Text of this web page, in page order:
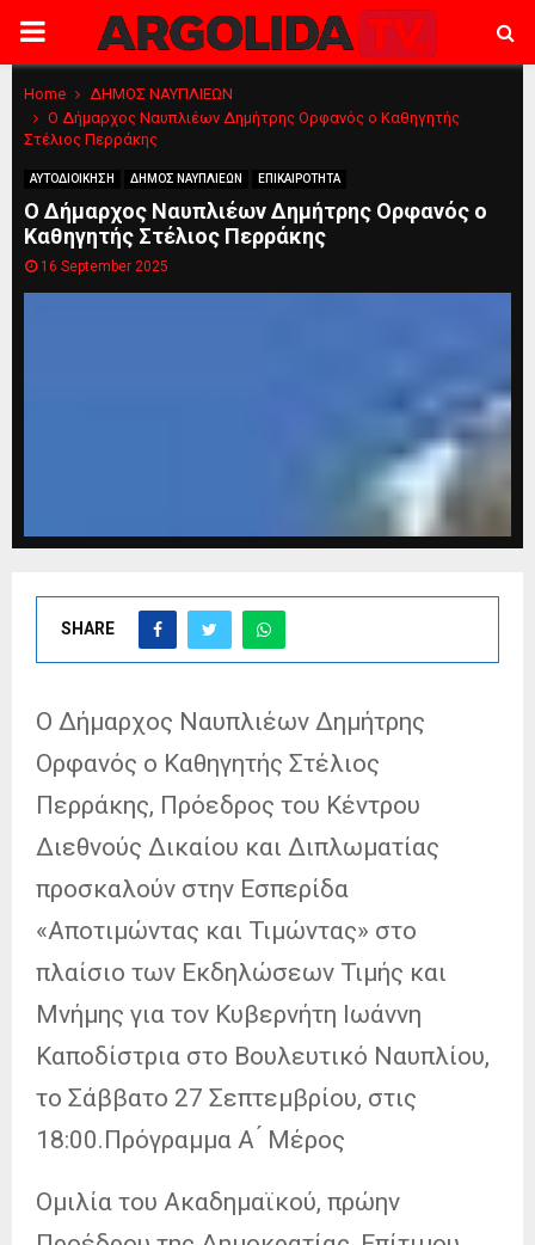
PRIMARY
MENU
Home
ΔΗΜΟΣ ΝΑΥΠΛΙΕΩΝ
Ο Δήμαρχος Ναυπλιέων Δημήτρης Ορφανός ο Καθηγητής
Στέλιος Περράκης
ΑΥΤΟΔΙΟΙΚΗΣΗ ΔΗΜΟΣ ΝΑΥΠΛΙΕΩΝ ΕΠΙΚΑΙΡΟΤΗΤΑ
Ο Δήμαρχος Ναυπλιέων Δημήτρης Ορφανός ο
Καθηγητής Στέλιος Περράκης
16 September 2025
SHARE
Ο Δήμαρχος Ναυπλιέων Δημήτρης
Ορφανός ο Καθηγητής Στέλιος
Περράκης, Πρόεδρος του Κέντρου
Διεθνούς Δικαίου και Διπλωματίας
προσκαλούν στην Εσπερίδα
«Αποτιμώντας και Τιμώντας» στο
πλαίσιο των Εκδηλώσεων Τιμής και
Μνήμης για τον Κυβερνήτη Ιωάννη
Καποδίστρια στο Βουλευτικό Ναυπλίου,
το Σάββατο 27 Σεπτεμβρίου, στις
18:00.Πρόγραμμα Α ́ Μέρος
Ομιλία του Ακαδημαϊκού, πρώην